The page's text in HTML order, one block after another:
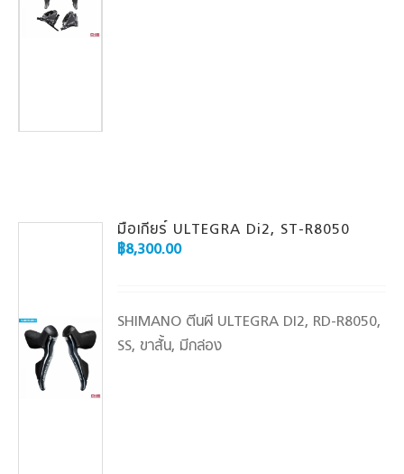
มือเกียร์ ULTEGRA Di2, ST-R8050
฿8,300.00
SHIMANO ตีนผี ULTEGRA DI2, RD-R8050,
SS, ขาสั้น, มีกล่อง